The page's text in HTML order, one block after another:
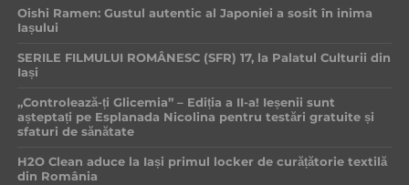
Oishi Ramen: Gustul autentic al Japoniei a sosit în inima
Iașului
SERILE FILMULUI ROMÂNESC (SFR) 17, la Palatul Culturii din
Iași
„Controlează-ți Glicemia” – Ediția a II-a! Ieșenii sunt
așteptați pe Esplanada Nicolina pentru testări gratuite și
sfaturi de sănătate
H2O Clean aduce la Iași primul locker de curățătorie textilă
din România